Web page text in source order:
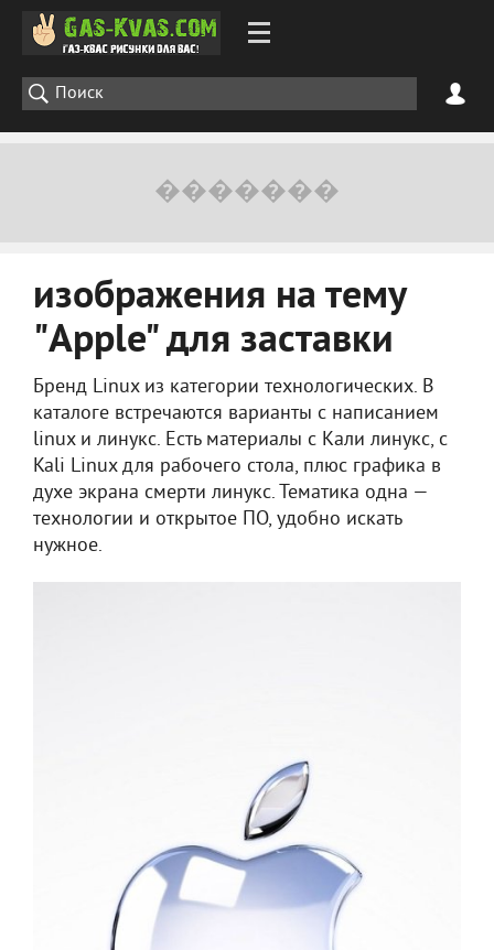
изображения на тему
"Apple" для заставки
Бренд Linux из категории технологических. В
каталоге встречаются варианты с написанием
linux и линукс. Есть материалы с Кали линукс, с
Kali Linux для рабочего стола, плюс графика в
духе экрана смерти линукс. Тематика одна —
технологии и открытое ПО, удобно искать
нужное.